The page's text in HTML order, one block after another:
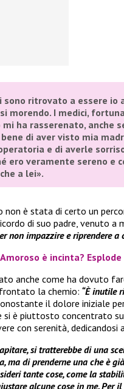
sono ritrovato a essere io
morendo. I medici,
ha rasserenato, anche
bene di aver visto mia
e di averle
ero veramente sereno e
a lei».
è stata di certo un
di suo padre, venuto a
non impazzire e riprendere a
è incinta?
anche come ha dovuto
la chemio: “È inutile
il dolore iniziale
è piuttosto concentrato
con serenità, dedicandosi
si tratterebbe di una
ma di prenderne una che è
tante cose, come la
alcune cose in me. Per il